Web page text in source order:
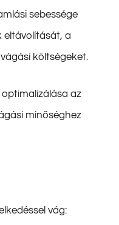
sebessége
eltávolítását, a
költségeket.
az
minőséghez
vág: